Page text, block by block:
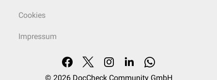
Cookies
Impressum
© 2026 DocCheck Community GmbH